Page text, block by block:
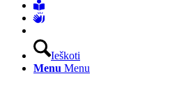
Ieškoti
Menu Menu